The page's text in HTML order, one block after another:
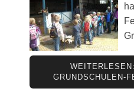
GRUNDSCHULEN-